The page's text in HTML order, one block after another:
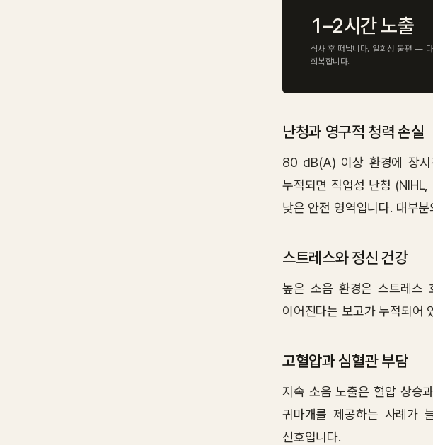
1–2시간 노출
식사 후 떠납니다. 일회성 불편 —
회복합니다.
난청과 영구적 청력 손실
80 dB(A) 이상 환경에 장
누적되면 직업성 난청
낮은 안전 영역입니다. 대부
스트레스와 정신 건강
높은 소음 환경은 스트레스
이어진다는 보고가 누적되어
고혈압과 심혈관 부담
지속 소음 노출은 혈압 상승
귀마개를 제공하는 사례가
신호입니다.